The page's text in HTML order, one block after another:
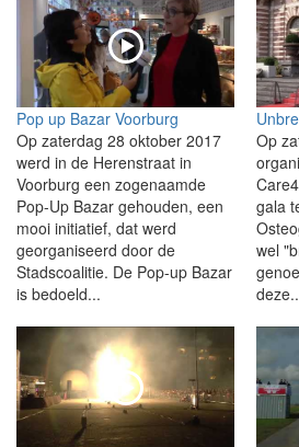
Pop up Bazar Voorburg
Op zaterdag 28 oktober 2017
werd in de Herenstraat in
Voorburg een zogenaamde
Pop-Up Bazar gehouden, een
mooi initiatief, dat werd
georganiseerd door de
Stadscoalitie. De Pop-up Bazar
is bedoeld...
Op
gala
wel